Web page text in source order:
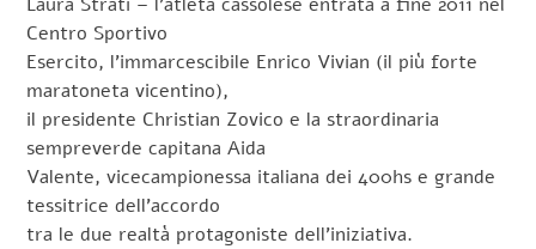
Centro Sportivo
Esercito, l’immarcescibile Enrico Vivian (il più forte
maratoneta vicentino),
il presidente Christian Zovico e la straordinaria
sempreverde capitana Aida
Valente, vicecampionessa italiana dei 400hs e grande
tessitrice dell’accordo
tra le due realtà protagoniste dell’iniziativa.